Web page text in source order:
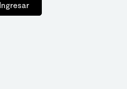
Ingresar